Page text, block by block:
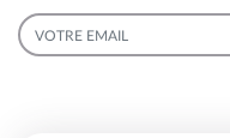
EMAIL